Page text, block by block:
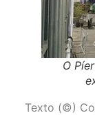
O
Texto (©)